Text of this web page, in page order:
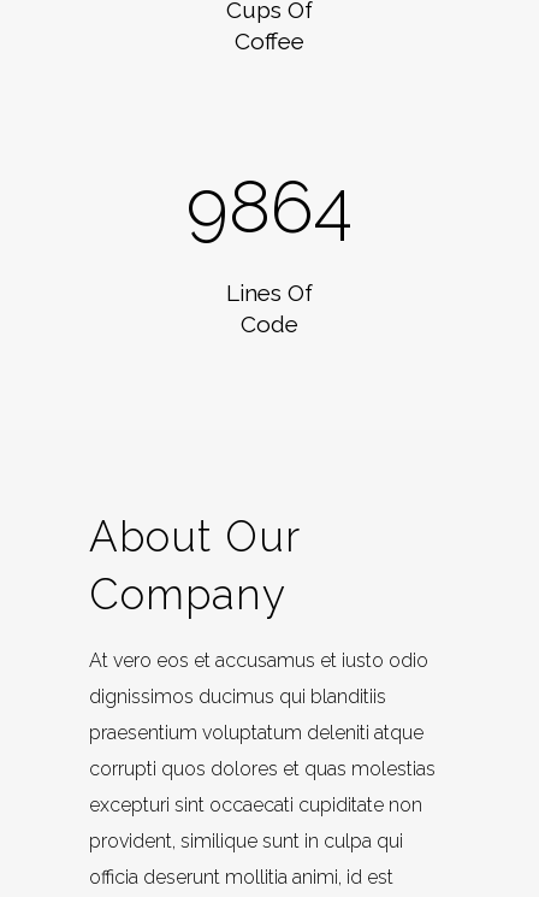
Cups Of
Coffee
9864
Lines Of
Code
About Our
Company
At vero eos et accusamus et iusto odio
dignissimos ducimus qui blanditiis
praesentium voluptatum deleniti atque
corrupti quos dolores et quas molestias
excepturi sint occaecati cupiditate non
provident, similique sunt in culpa qui
officia deserunt mollitia animi, id est